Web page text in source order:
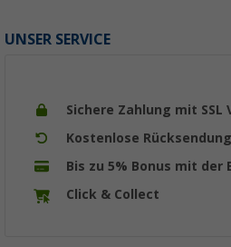
UNSER SERVICE
Sichere Zahlung mit SSL
Kostenlose Rücksendung
Bis zu 5% Bonus mit
Click & Collect